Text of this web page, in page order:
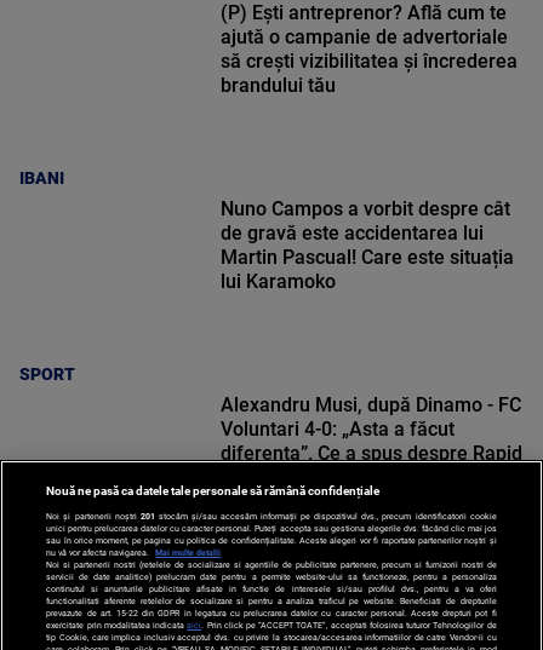
IBANI
(P) Ești antreprenor? Află cum te
ajută o campanie de advertoriale
să crești vizibilitatea și încrederea
brandului tău
SPORT
Nuno Campos a vorbit despre cât
de gravă este accidentarea lui
Martin Pascual! Care este situația
lui Karamoko
SPORT
Alexandru Musi, după Dinamo - FC
Voluntari 4-0: „Asta a făcut
diferența”. Ce a spus despre Rapid
Nouă ne pasă ca datele tale personale să rămână confidențiale
Noi și partenerii noștri 201 stocăm și/sau accesăm informații pe dispozitivul dvs., precum identificatorii cookie
unici pentru prelucrarea datelor cu caracter personal. Puteți accepta sau gestiona alegerile dvs. făcând clic mai jos
sau în orice moment, pe pagina cu politica de confidențialitate. Aceste alegeri vor fi raportate partenerilor noștri și
nu vă vor afecta navigarea.
Mai multe detalii
Noi si partenerii nostri (retelele de socializare si agentiile de publicitate partenere, precum si furnizorii nostri de
servicii de date analitice) prelucram date pentru a permite website-ului sa functioneze, pentru a personaliza
continutul si anunturile publicitare afisate in functie de interesele si/sau profilul dvs., pentru a va oferi
functionalitati aferente retelelor de socializare si pentru a analiza traficul pe website. Beneficiati de drepturile
prevazute de art. 15-22 din GDPR in legatura cu prelucrarea datelor cu caracter personal. Aceste drepturi pot fi
exercitate prin modalitatea indicataaici . Prin click pe “ACCEPT TOATE”, acceptati folosirea tuturor Tehnologiilor de
tip Cookie, care implica inclusiv acceptul dvs. cu privire la stocarea/accesarea informatiilor de catre Vendor-ii cu